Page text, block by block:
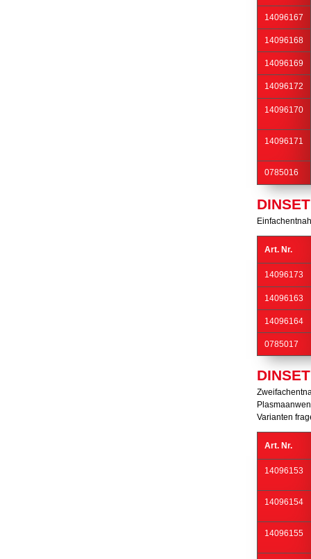
14096167
14096168
14096169
14096172
14096170
14096171
0785016
Art. Nr.
14096173
14096163
14096164
0785017
Varianten
Art. Nr.
14096153
14096154
14096155